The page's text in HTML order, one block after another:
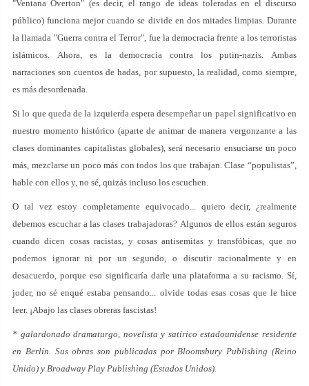
"Ventana Overton" (es decir, el rango de ideas toleradas en el discurso
público) funciona mejor cuando se divide en dos mitades limpias. Durante
la llamada "Guerra contra el Terror", fue la democracia frente a los terroristas
islámicos. Ahora, es la democracia contra los putin-nazis. Ambas
narraciones son cuentos de hadas, por supuesto, la realidad, como siempre,
es más desordenada.
Si lo que queda de la izquierda espera desempeñar un papel significativo en
nuestro momento histórico (aparte de animar de manera vergonzante a las
clases dominantes capitalistas globales), será necesario ensuciarse un poco
más, mezclarse un poco más con todos los que trabajan. Clase “populistas”,
hable con ellos y, no sé, quizás incluso los escuchen.
O tal vez estoy completamente equivocado... quiero decir, ¿realmente
debemos escuchar a las clases trabajadoras? Algunos de ellos están seguros
cuando dicen cosas racistas, y cosas antisemitas y transfóbicas, que no
podemos ignorar ni por un segundo, o discutir racionalmente y en
desacuerdo, porque eso significaría darle una plataforma a su racismo. Sí,
joder, no sé enqué estaba pensando... olvide todas esas cosas que le hice
leer. ¡Abajo las clases obreras fascistas!
* galardonado dramaturgo, novelista y satírico estadounidense residente
en Berlín. Sus obras son publicadas por Bloomsbury Publishing (Reino
Unido) y Broadway Play Publishing (Estados Unidos).